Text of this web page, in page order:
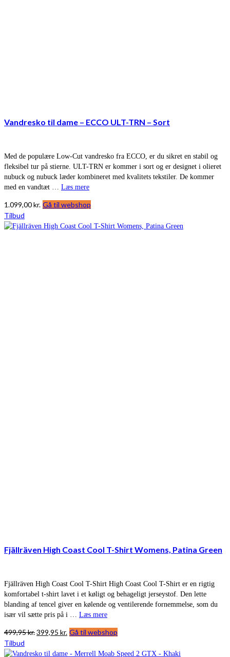
Vandresko til dame – ECCO ULT-TRN – Sort
Med de populære Low-Cut vandresko fra ECCO, er du sikret en stabil og
fleksibel tur på stierne. ULT-TRN er kommer i sort og er designet i olieret
nubuck og nubuck læder kombineret med kvalitets tekstiler. De kommer
med en vandtæt … Læs mere
1.099,00kr. Gå til webshop
Tilbud
Fjällräven High Coast Cool T-Shirt Womens, Patina Green
Fjällräven High Coast Cool T-Shirt High Coast Cool T-Shirt er en rigtig
komfortabel t-shirt lavet i et køligt og behageligt jerseystof. Den lette
blanding af tencel giver en kølende og ventilerende fornemmelse, som du
især vil sætte pris på i … Læs mere
499,95kr.Den
pris
399,95 kr. Den
pris
Gå til webshop
Tilbud